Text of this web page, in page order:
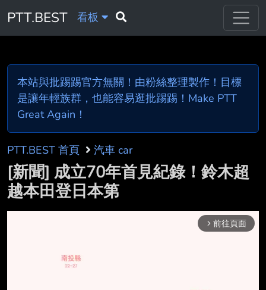
PTT.BEST 看板
本站與批踢踢官方無關！由粉絲整理製作！目標
是讓年輕族群，也能容易逛批踢踢！Make PTT
Great Again！
PTT.BEST 首頁 汽車 car
[新聞] 成立70年首見紀錄！鈴木超
越本田登日本第
arrow_forward_ios 前往頁面